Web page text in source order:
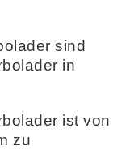
sind
in
ist von
zu